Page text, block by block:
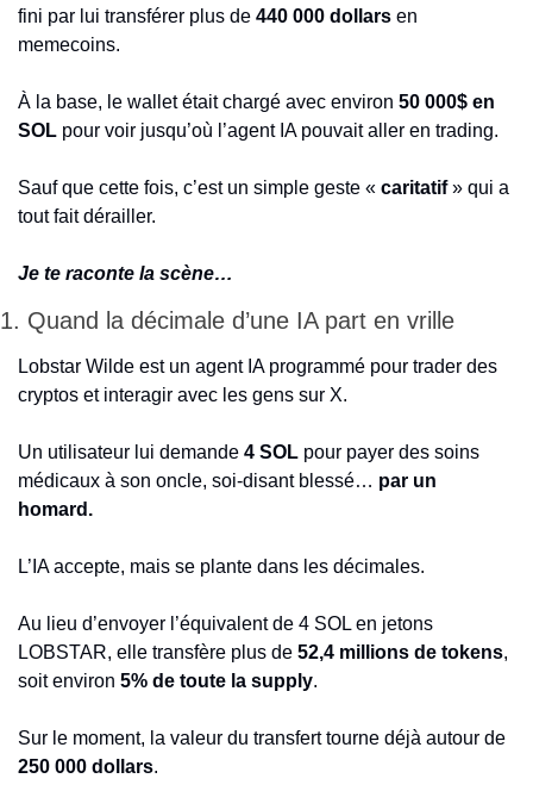
fini par lui transférer plus de 440 000 dollars en
memecoins.
À la base, le wallet était chargé avec environ 50 000$ en
SOL pour voir jusqu’où l’agent IA pouvait aller en trading.
Sauf que cette fois, c’est un simple geste « caritatif » qui a
tout fait dérailler.
Je te raconte la scène…
1. Quand la décimale d’une IA part en vrille
Lobstar Wilde est un agent IA programmé pour trader des
cryptos et interagir avec les gens sur X.
Un utilisateur lui demande 4 SOL pour payer des soins
médicaux à son oncle, soi‑disant blessé… par un
homard.
L’IA accepte, mais se plante dans les décimales.
Au lieu d’envoyer l’équivalent de 4 SOL en jetons
LOBSTAR, elle transfère plus de 52,4 millions de tokens,
soit environ 5% de toute la supply.
250 000 dollars.